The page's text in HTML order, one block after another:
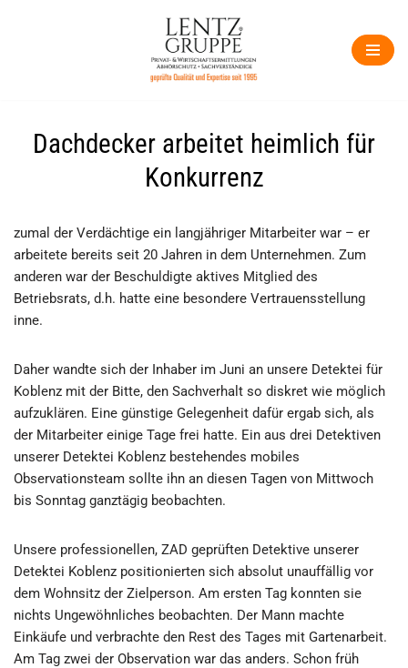
Dachdecker arbeitet heimlich für
Konkurrenz
zumal der Verdächtige ein langjähriger Mitarbeiter war – er
arbeitete bereits seit 20 Jahren in dem Unternehmen. Zum
anderen war der Beschuldigte aktives Mitglied des
Betriebsrats, d.h. hatte eine besondere Vertrauensstellung
inne.
Daher wandte sich der Inhaber im Juni an unsere Detektei für
Koblenz mit der Bitte, den Sachverhalt so diskret wie möglich
aufzuklären. Eine günstige Gelegenheit dafür ergab sich, als
der Mitarbeiter einige Tage frei hatte. Ein aus drei Detektiven
unserer Detektei Koblenz bestehendes mobiles
Observationsteam sollte ihn an diesen Tagen von Mittwoch
bis Sonntag ganztägig beobachten.
Unsere professionellen, ZAD geprüften Detektive unserer
Detektei Koblenz positionierten sich absolut unauffällig vor
dem Wohnsitz der Zielperson. Am ersten Tag konnten sie
nichts Ungewöhnliches beobachten. Der Mann machte
Einkäufe und verbrachte den Rest des Tages mit Gartenarbeit.
Am Tag zwei der Observation war das anders. Schon früh